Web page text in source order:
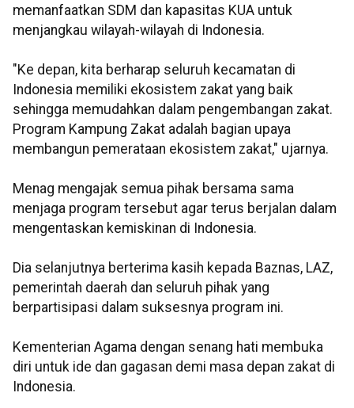
memanfaatkan SDM dan kapasitas KUA untuk
menjangkau wilayah-wilayah di Indonesia.
"Ke depan, kita berharap seluruh kecamatan di
Indonesia memiliki ekosistem zakat yang baik
sehingga memudahkan dalam pengembangan zakat.
Program Kampung Zakat adalah bagian upaya
membangun pemerataan ekosistem zakat," ujarnya.
Menag mengajak semua pihak bersama sama
menjaga program tersebut agar terus berjalan dalam
mengentaskan kemiskinan di Indonesia.
Dia selanjutnya berterima kasih kepada Baznas, LAZ,
pemerintah daerah dan seluruh pihak yang
berpartisipasi dalam suksesnya program ini.
Kementerian Agama dengan senang hati membuka
diri untuk ide dan gagasan demi masa depan zakat di
Indonesia.